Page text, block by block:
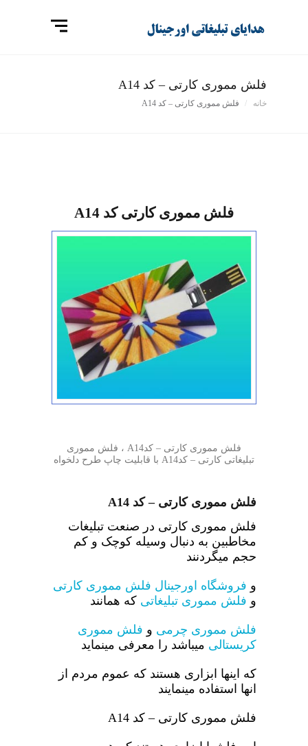
فلش مموری کارتی – کد A14
خانه فلش مموری کارتی – کد A14
فلش مموری کارتی کد A14
فلش مموری کارتی – کدA14 ، فلش مموری
تبلیغاتی کارتی – کدA14 با قابلیت چاپ طرح دلخواه
فلش مموری کارتی – کد A14
فلش مموری کارتی در صنعت تبلیغات
مخاطبین به دنبال وسیله کوچک و کم
حجم میگردنند
و فروشگاه اورجینال فلش مموری کارتی
و فلش مموری تبلیغاتی که همانند
فلش مموری چرمی و فلش مموری
کریستالی میباشد را معرفی مینماید
که اینها ابزاری هستند که عموم مردم از
انها استفاده مینمایند
فلش مموری کارتی – کد A14